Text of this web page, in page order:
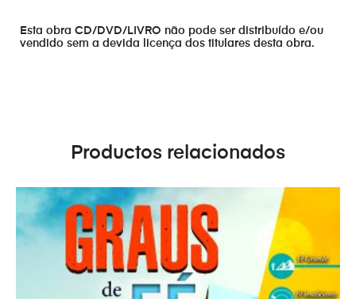
Esta obra CD/DVD/LIVRO não pode ser distribuído e/ou
vendido sem a devida licença dos titulares desta obra.
Productos relacionados